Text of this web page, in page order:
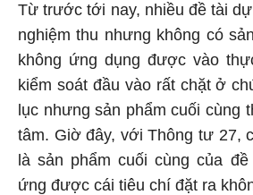
Từ trước tới nay, nhiều đề tài
nghiệm thu nhưng không có
không ứng dụng được vào
kiểm soát đầu vào rất chặt ở
lục nhưng sản phẩm cuối cùng
tâm. Giờ đây, với Thông tư 27,
là sản phẩm cuối cùng của
ứng được cái tiêu chí đặt ra